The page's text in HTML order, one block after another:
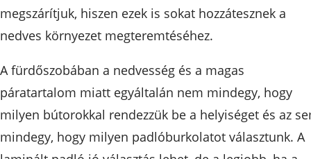
megszárítjuk, hiszen ezek is sokat hozzátesznek a
nedves környezet megteremtéséhez.
A fürdőszobában a nedvesség és a magas
páratartalom miatt egyáltalán nem mindegy, hogy
milyen bútorokkal rendezzük be a helyiséget és az
mindegy, hogy milyen padlóburkolatot választunk. A